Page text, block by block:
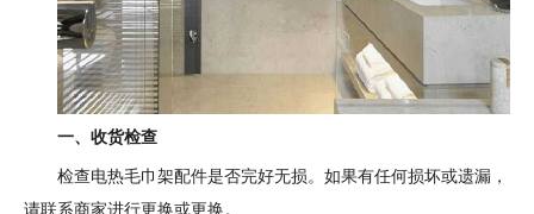
一、收货检查
检查电热毛巾架配件是否完好无损。如果有任何损坏或遗漏，
请联系商家进行更换或更换。